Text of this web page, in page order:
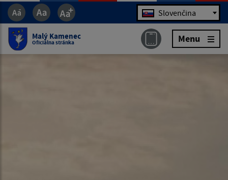
Jazyk Slovenčina
Malý Kamenec
Oficiálna stránka Menu